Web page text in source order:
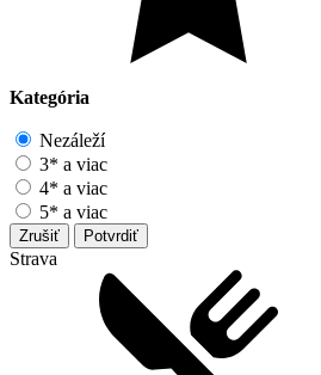
Kategória
Nezáleží
3* a viac
4* a viac
5* a viac
Zrušiť Potvrdiť
Strava